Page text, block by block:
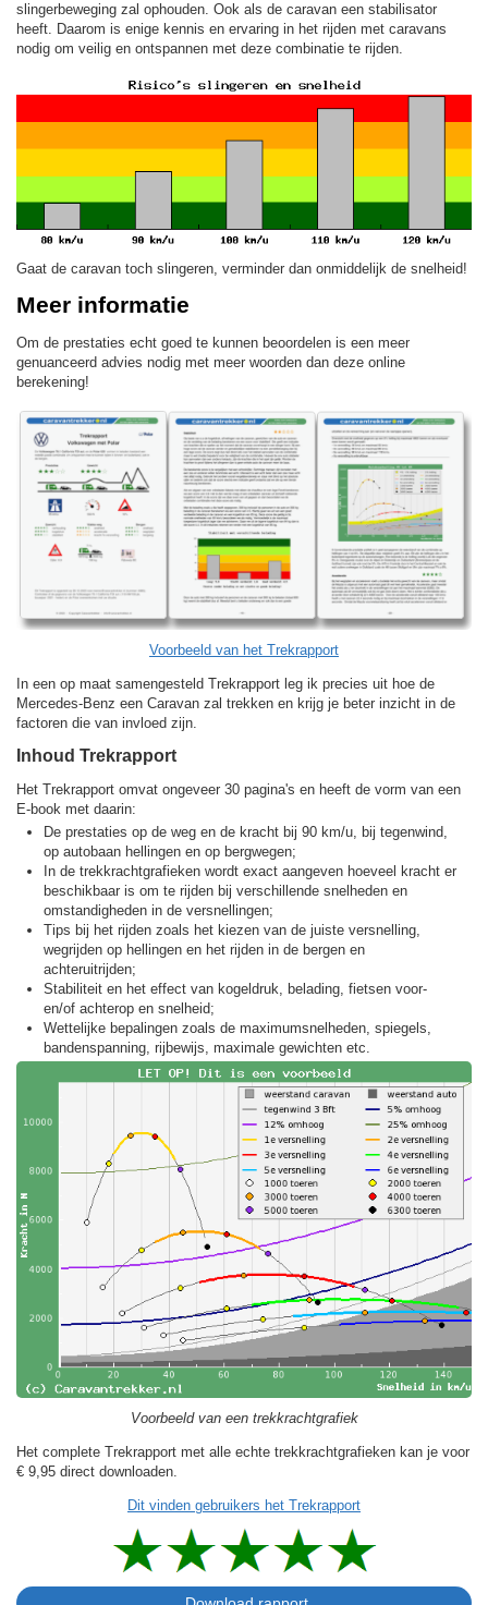
slingerbeweging zal ophouden. Ook als de caravan een stabilisator
heeft. Daarom is enige kennis en ervaring in het rijden met caravans
nodig om veilig en ontspannen met deze combinatie te rijden.
Gaat de caravan toch slingeren, verminder dan onmiddelijk de snelheid!
Meer informatie
Om de prestaties echt goed te kunnen beoordelen is een meer
genuanceerd advies nodig met meer woorden dan deze online
berekening!
Voorbeeld van het Trekrapport
In een op maat samengesteld Trekrapport leg ik precies uit hoe de
Mercedes-Benz een Caravan zal trekken en krijg je beter inzicht in de
factoren die van invloed zijn.
Inhoud Trekrapport
Het Trekrapport omvat ongeveer 30 pagina's en heeft de vorm van een
E-book met daarin:
De prestaties op de weg en de kracht bij 90 km/u, bij tegenwind,
op autobaan hellingen en op bergwegen;
In de trekkracht­grafieken wordt exact aangeven hoeveel kracht er
beschikbaar is om te rijden bij verschillende snelheden en
omstandigheden in de versnellingen;
Tips bij het rijden zoals het kiezen van de juiste versnelling,
wegrijden op hellingen en het rijden in de bergen en
achteruitrijden;
Stabiliteit en het effect van kogeldruk, belading, fietsen voor-
en/of achterop en snelheid;
Wettelijke bepalingen zoals de maximumsnelheden, spiegels,
bandenspanning, rijbewijs, maximale gewichten etc.
Voorbeeld van een trekkrachtgrafiek
Het complete Trekrapport met alle echte trekkrachtgrafieken kan je voor
€ 9,95 direct downloaden.
Dit vinden gebruikers het Trekrapport